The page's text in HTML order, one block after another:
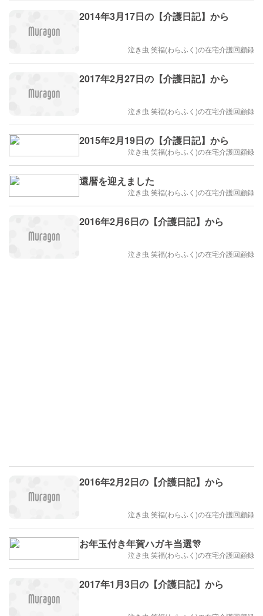
2014年3月17日の【介護日記】から
泣き虫 笑福(わらふく)の在宅介護回顧録
2017年2月27日の【介護日記】から
泣き虫 笑福(わらふく)の在宅介護回顧録
2015年2月19日の【介護日記】から
泣き虫 笑福(わらふく)の在宅介護回顧録
還暦を迎えました
泣き虫 笑福(わらふく)の在宅介護回顧録
2016年2月6日の【介護日記】から
泣き虫 笑福(わらふく)の在宅介護回顧録
2016年2月2日の【介護日記】から
泣き虫 笑福(わらふく)の在宅介護回顧録
お年玉付き年賀ハガキ当選🎊
泣き虫 笑福(わらふく)の在宅介護回顧録
2017年1月3日の【介護日記】から